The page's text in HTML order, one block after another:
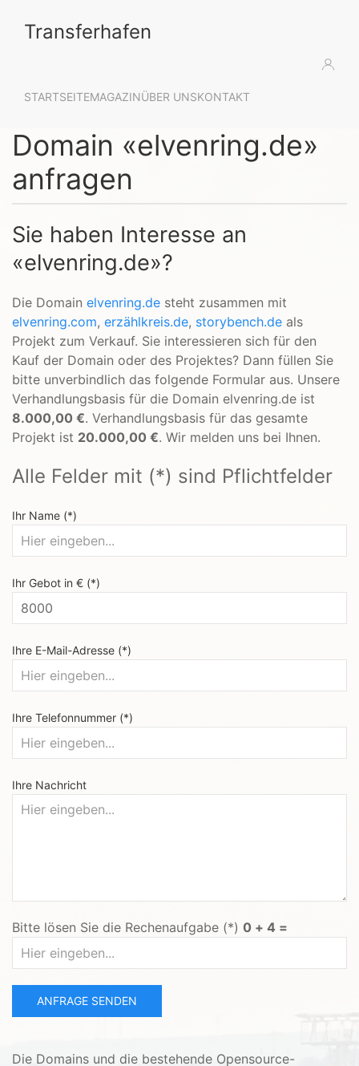
Transferhafen
STARTSEITEMAGAZINÜBER UNSKONTAKT
Domain «elvenring.de»
anfragen
Sie haben Interesse an
«elvenring.de»?
Die Domain elvenring.de steht zusammen mit
elvenring.com, erzählkreis.de, storybench.de als
Projekt zum Verkauf. Sie interessieren sich für den
Kauf der Domain oder des Projektes? Dann füllen Sie
bitte unverbindlich das folgende Formular aus. Unsere
Verhandlungsbasis für die Domain elvenring.de ist
8.000,00 €. Verhandlungsbasis für das gesamte
Projekt ist 20.000,00 €. Wir melden uns bei Ihnen.
Alle Felder mit (*) sind Pflichtfelder
Ihr Name (*)
Ihr Gebot in € (*)
Ihre E-Mail-Adresse (*)
Ihre Telefonnummer (*)
Ihre Nachricht
Bitte lösen Sie die Rechenaufgabe (*) 0 + 4 =
ANFRAGE SENDEN
Die Domains und die bestehende Opensource-